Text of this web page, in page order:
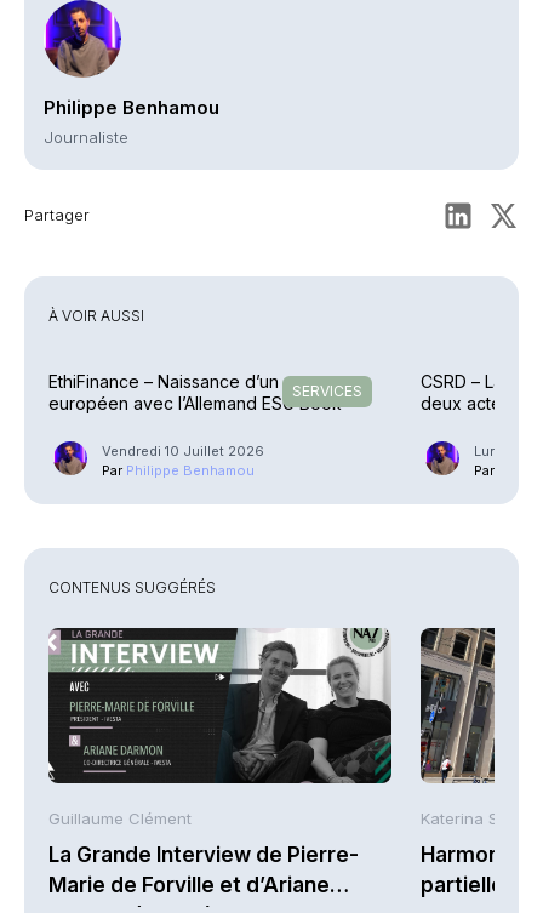
Philippe Benhamou
Journaliste
Partager
À VOIR AUSSI
SERVICES
EthiFinance – Naissance d’un groupe
européen avec l’Allemand ESG Book
Vendredi 10 Juillet 2026
Par Philippe Benhamou
CSRD – La
deux actes
Lundi 6
Par
CONTENUS SUGGÉRÉS
Guillaume Clément
La Grande Interview de Pierre-
Marie de Forville et d’Ariane
Katerina
Harmonie
partielle du